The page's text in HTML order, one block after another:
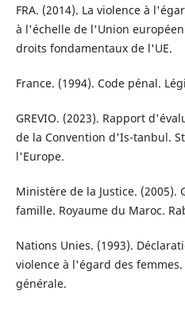
FRA. (2014). La violence à
à l'échelle de l'Union
droits fondamentaux de l'UE.
France. (1994). Code pénal.
GREVIO. (2023). Rapport
de la Convention d'Is-tanbul.
l'Europe.
Ministère de la Justice. (2005).
famille. Royaume du Maroc.
Nations Unies. (1993).
violence à l'égard des femmes.
générale.